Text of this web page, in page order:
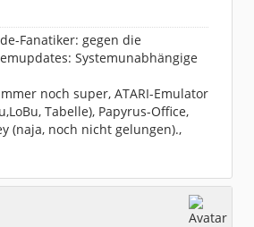
Fanatiker: gegen die
Systemunabhängige
noch super, ATARI-Emulator
Tabelle), Papyrus-Office,
(naja, noch nicht gelungen).,